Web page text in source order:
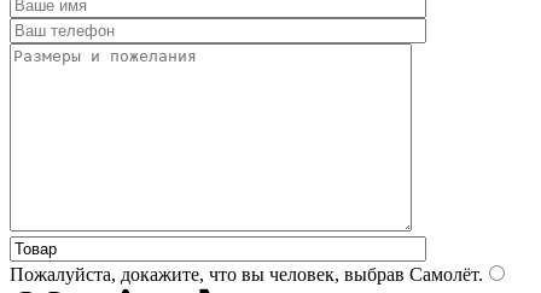
Пожалуйста, докажите, что вы человек, выбрав Самолёт.